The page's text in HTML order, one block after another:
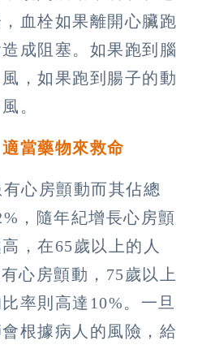
血栓如果離開心臟跑
成阻塞。如果跑到腦
，如果跑到腸子的動
。
當藥物來救命
心房顫動而其佔總
，隨年紀增長心房顫
，在65歲以上的人
心房顫動，75歲以上
率則高達10%。一旦
根據病人的風險，給